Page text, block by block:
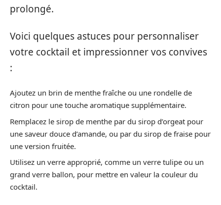
prolongé.
Voici quelques astuces pour personnaliser
votre cocktail et impressionner vos convives
:
Ajoutez un brin de menthe fraîche ou une rondelle de
citron pour une touche aromatique supplémentaire.
Remplacez le sirop de menthe par du sirop d’orgeat pour
une saveur douce d’amande, ou par du sirop de fraise pour
une version fruitée.
Utilisez un verre approprié, comme un verre tulipe ou un
grand verre ballon, pour mettre en valeur la couleur du
cocktail.